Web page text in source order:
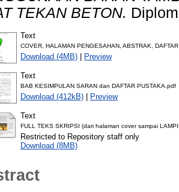
TEKAN BETON.
Text
COVER, HALAMAN PENGESAHAN, ABSTRAK,
Download (4MB) | Preview
Text
BAB KESIMPULAN SARAN dan DAFTAR PUSTAKA.pdf
Download (412kB) | Preview
Text
FULL TEKS SKRIPSI (dari halaman cover sampai
Restricted to Repository staff only
Download (8MB)